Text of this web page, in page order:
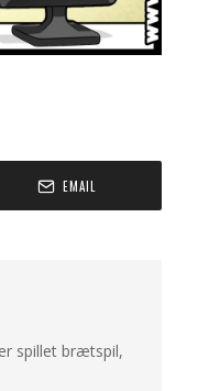
EMAIL
spillet brætspil,